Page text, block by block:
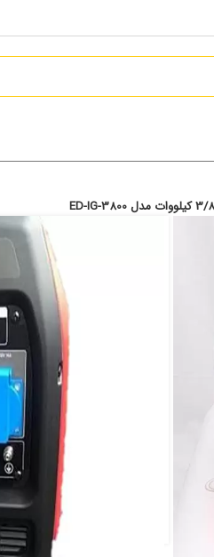
IG-3800
114,958,000 تومان
افزودن به علاقه مندی
بادی و بنزینی